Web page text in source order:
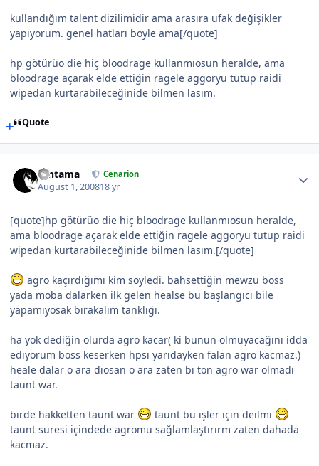
kullandığım talent dizilimidir ama arasıra ufak değişikler
yapıyorum. genel hatları boyle ama[/quote]
hp götürüo die hiç bloodrage kullanmıosun heralde, ama
bloodrage açarak elde ettiğin ragele aggoryu tutup raidi
wipedan kurtarabileceğinide bilmen lasım.
Quote
Gintama Cenarion
August 1, 200818 yr
[quote]hp götürüo die hiç bloodrage kullanmıosun heralde,
ama bloodrage açarak elde ettiğin ragele aggoryu tutup raidi
wipedan kurtarabileceğinide bilmen lasım.[/quote]
agro kaçırdığımı kim soyledi. bahsettiğin mewzu boss
yada moba dalarken ilk gelen healse bu başlangıcı bile
yapamıyosak bırakalım tanklığı.
ha yok dediğin olurda agro kacar( ki bunun olmuyacağını idda
ediyorum boss keserken hpsi yarıdayken falan agro kacmaz.)
heale dalar o ara diosan o ara zaten bi ton agro war olmadı
taunt war.
birde hakketten taunt war
taunt bu işler için deilmi
taunt suresi içindede agromu sağlamlaştırırm zaten dahada
kacmaz.